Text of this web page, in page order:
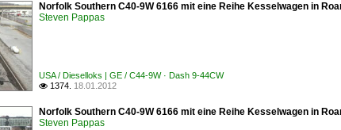
Norfolk Southern C40-9W 6166 mit eine Reihe Kesselwagen in
Steven Pappas
USA / Dieselloks | GE / C44-9W · Dash 9-44CW
 1374. 18.01.2012
Norfolk Southern C40-9W 6166 mit eine Reihe Kesselwagen in
Steven Pappas